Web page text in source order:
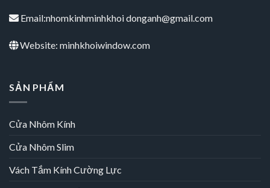
Email:nhomkinhminhkhoi donganh@gmail.com
Website: minhkhoiwindow.com
SẢN PHẨM
Cửa Nhôm Kính
Cửa Nhôm Slim
Vách Tắm Kính Cường Lực